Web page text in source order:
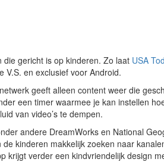
gericht is op kinderen. Zo laat USA
V.S. en exclusief voor Android.
geeft alleen content weer die
een timer waarmee je kan instellen
van video’s te dempen.
andere DreamWorks en National
kinderen makkelijk zoeken naar
krijgt verder een kindvriendelijk design